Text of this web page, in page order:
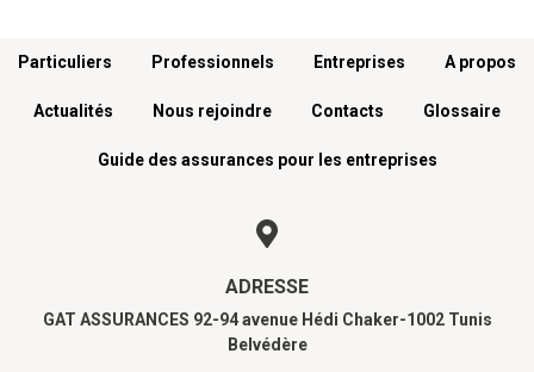
Menu footer
Particuliers Professionnels Entreprises A propos
Actualités Nous rejoindre Contacts Glossaire
Guide des assurances pour les entreprises
ADRESSE
GAT ASSURANCES 92-94 avenue Hédi Chaker-1002 Tunis
Belvédère